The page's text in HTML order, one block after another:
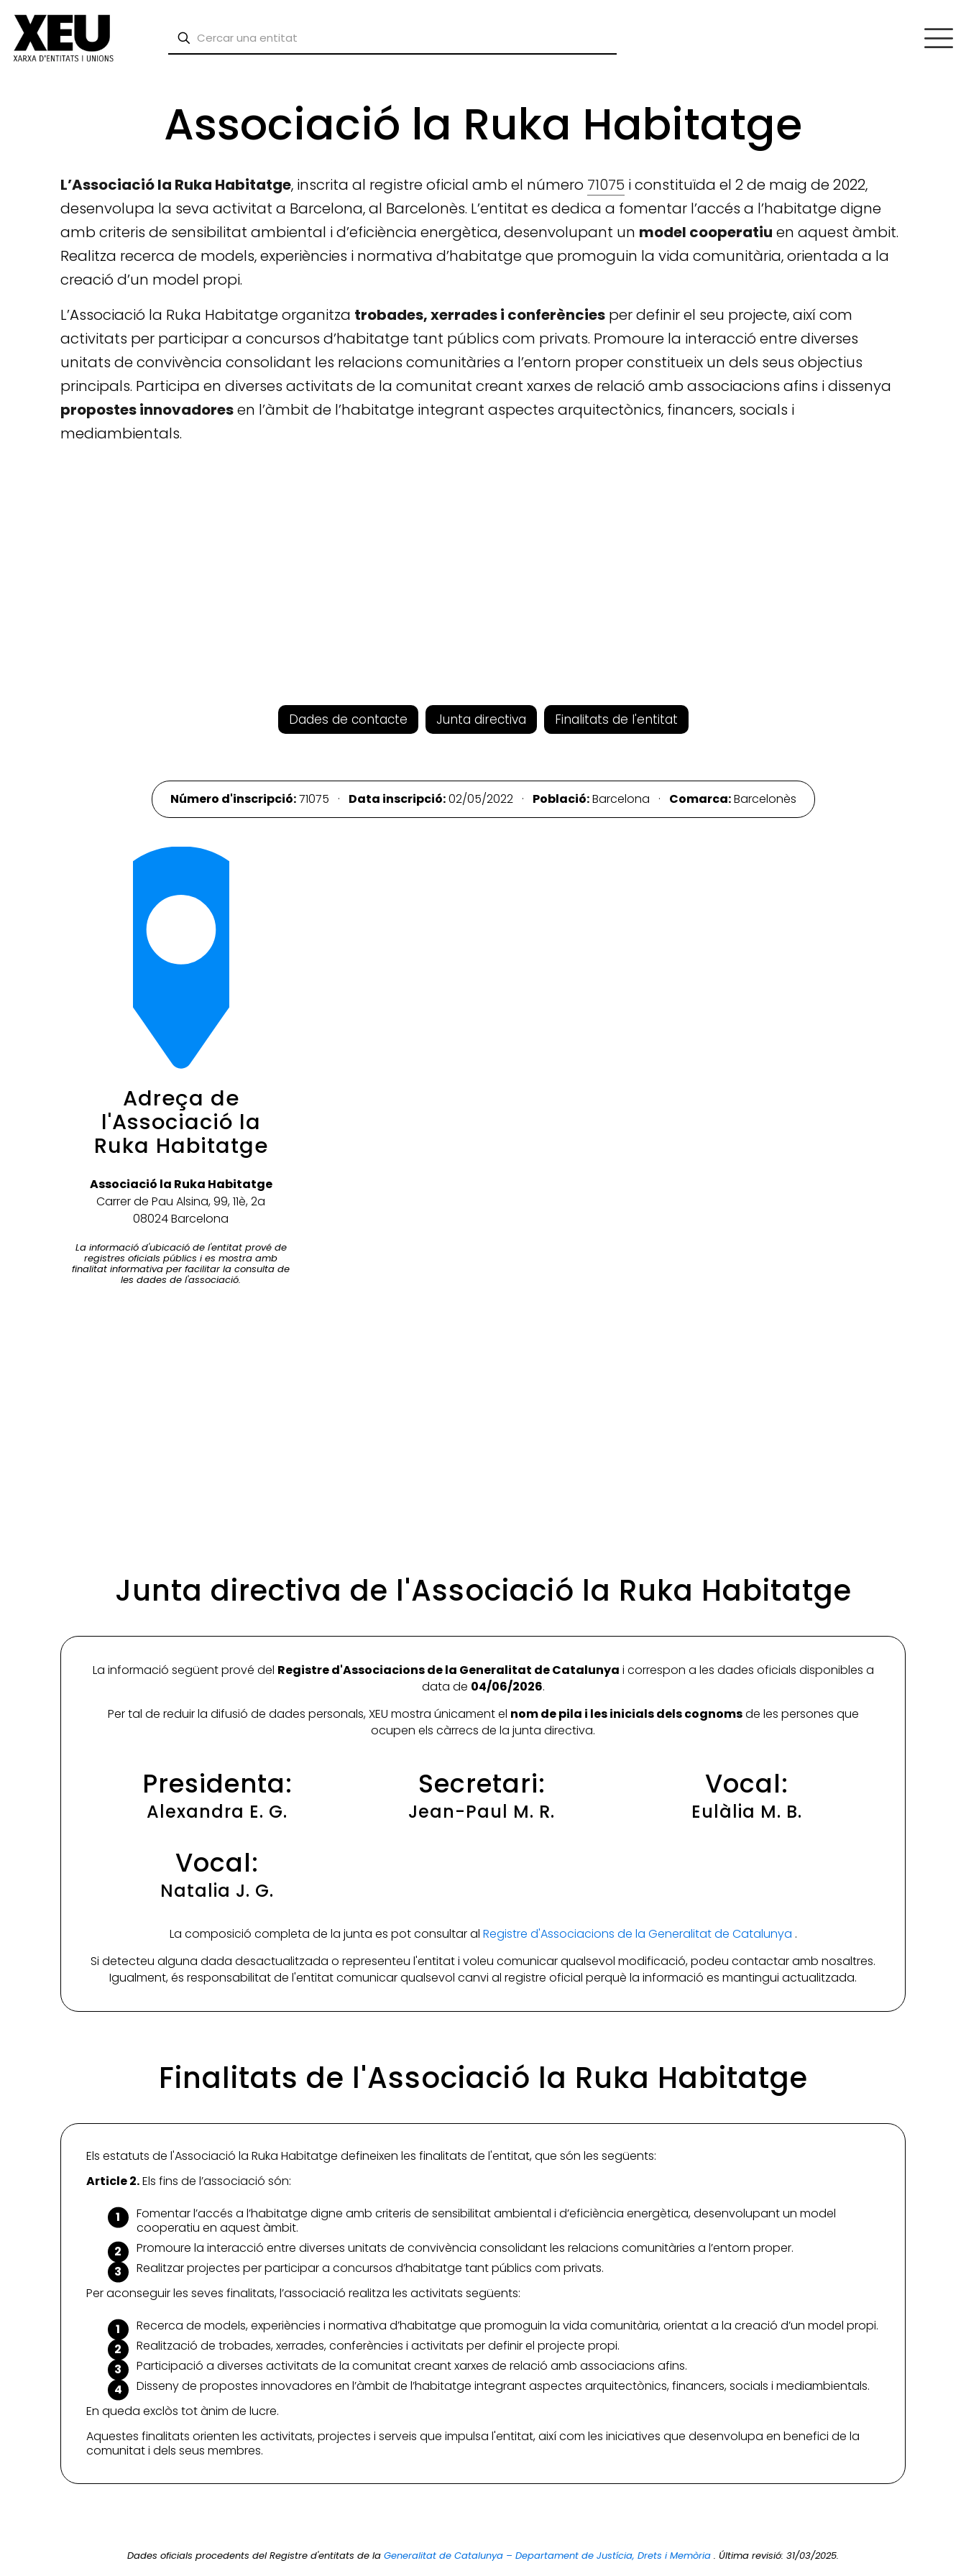
Associació la Ruka Habitatge
L’Associació la Ruka Habitatge, inscrita al registre oficial amb el número 71075 i constituïda el 2 de maig de 2022,
desenvolupa la seva activitat a Barcelona, al Barcelonès. L’entitat es dedica a fomentar l’accés a l’habitatge digne
amb criteris de sensibilitat ambiental i d’eficiència energètica, desenvolupant un model cooperatiu en aquest àmbit.
Realitza recerca de models, experiències i normativa d’habitatge que promoguin la vida comunitària, orientada a la
creació d’un model propi.
L’Associació la Ruka Habitatge organitza trobades, xerrades i conferències per definir el seu projecte, així com
activitats per participar a concursos d’habitatge tant públics com privats. Promoure la interacció entre diverses
unitats de convivència consolidant les relacions comunitàries a l’entorn proper constitueix un dels seus objectius
principals. Participa en diverses activitats de la comunitat creant xarxes de relació amb associacions afins i dissenya
propostes innovadoresen l’àmbit de l’habitatge integrant aspectes arquitectònics, financers, socials i
mediambientals.
Dades de contacte Junta directiva Finalitats de l'entitat
Número d'inscripció:71075 · Data inscripció:02/05/2022 · Població:Barcelona · Comarca:Barcelonès
Adreça de
l'Associació la
Ruka Habitatge
Associació la Ruka Habitatge
Carrer de Pau Alsina, 99, 11è, 2a
08024 Barcelona
La informació d'ubicació de l'entitat prové de
registres oficials públics i es mostra amb
finalitat informativa per facilitar la consulta de
les dades de l'associació.
Junta directiva de l'Associació la Ruka Habitatge
La informació següent prové del Registre d'Associacions de la Generalitat de Catalunya i correspon a les dades oficials disponibles a
data de 04/06/2026.
Per tal de reduir la difusió de dades personals, XEU mostra únicament el nom de pila i les inicials dels cognomsde les persones que
ocupen els càrrecs de la junta directiva.
Presidenta:
Alexandra E. G.
Secretari:
Jean-Paul M. R.
Vocal:
Eulàlia M. B.
Vocal:
Natalia J. G.
La composició completa de la junta es pot consultar al Registre d'Associacions de la Generalitat de Catalunya .
Si detecteu alguna dada desactualitzada o representeu l'entitat i voleu comunicar qualsevol modificació, podeu contactar amb nosaltres.
Igualment, és responsabilitat de l'entitat comunicar qualsevol canvi al registre oficial perquè la informació es mantingui actualitzada.
Finalitats de l'Associació la Ruka Habitatge
Els estatuts de l'Associació la Ruka Habitatge defineixen les finalitats de l'entitat, que són les següents:
Article 2.Els fins de l’associació són:
Fomentar l’accés a l’habitatge digne amb criteris de sensibilitat ambiental i d’eficiència energètica, desenvolupant un model
cooperatiu en aquest àmbit.
Promoure la interacció entre diverses unitats de convivència consolidant les relacions comunitàries a l’entorn proper.
Realitzar projectes per participar a concursos d’habitatge tant públics com privats.
Per aconseguir les seves finalitats, l’associació realitza les activitats següents:
Recerca de models, experiències i normativa d’habitatge que promoguin la vida comunitària, orientat a la creació d’un model propi.
Realització de trobades, xerrades, conferències i activitats per definir el projecte propi.
Participació a diverses activitats de la comunitat creant xarxes de relació amb associacions afins.
Disseny de propostes innovadores en l’àmbit de l’habitatge integrant aspectes arquitectònics, financers, socials i mediambientals.
En queda exclòs tot ànim de lucre.
Aquestes finalitats orienten les activitats, projectes i serveis que impulsa l'entitat, així com les iniciatives que desenvolupa en benefici de la
comunitat i dels seus membres.
Dades oficials procedents del Registre d'entitats de la Generalitat de Catalunya – Departament de Justícia, Drets i Memòria . Última revisió: 31/03/2025.